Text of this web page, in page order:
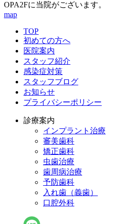
OPA2Fに当院がございます。
map
TOP
初めての方へ
医院案内
スタッフ紹介
感染症対策
スタッフブログ
お知らせ
プライバシーポリシー
診療案内
インプラント治療
審美歯科
矯正歯科
虫歯治療
歯周病治療
予防歯科
入れ歯（義歯）
口腔外科